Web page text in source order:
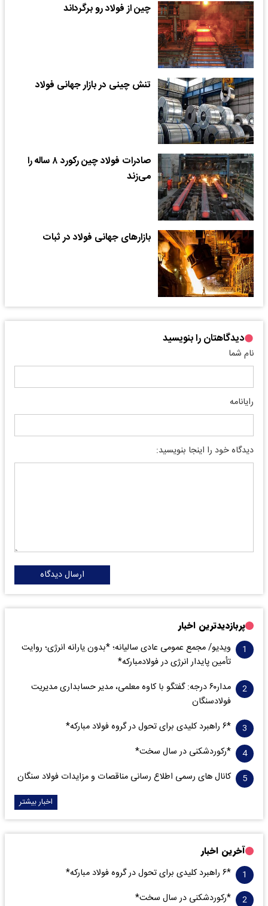
چین از فولاد رو برگرداند
تنش‌‌‌‌‌‌ چینی در بازار جهانی فولاد
صادرات فولاد چین رکورد ۸ ساله را
می‌زند
بازارهای جهانی فولاد در ثبات
دیدگاهتان را بنویسید
نام شما
رایانامه
دیدگاه خود را اینجا بنویسید:
ارسال دیدگاه
پربازدیدترین اخبار
ویدیو/ مجمع عمومی عادی سالیانه؛ *بدون یارانه انرژی؛ روایت
تأمین پایدار انرژی در فولادمبارکه*
مدار‌۶٠ درجه: گفتگو با کاوه معلمی، مدیر حسابداری مدیریت
فولادسنگان
*۶ راهبرد کلیدی برای تحول در گروه فولاد مبارکه*
*رکوردشکنی در سال سخت*
کانال های رسمی اطلاع رسانی مناقصات و مزایدات فولاد سنگان
اخبار بیشتر
آخرین اخبار
*۶ راهبرد کلیدی برای تحول در گروه فولاد مبارکه*
*رکوردشکنی در سال سخت*